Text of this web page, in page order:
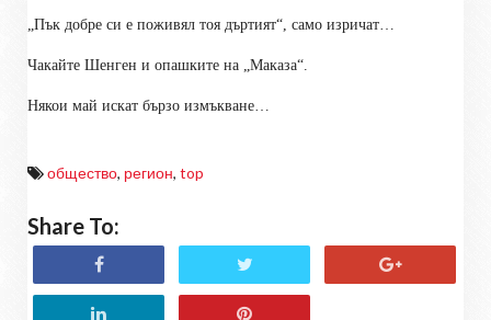
„Пък добре си е поживял тоя дъртият“, само изричат…
Чакайте Шенген и опашките на „Маказа“.
Някои май искат бързо измъкване…
общество, регион, top
Share To: